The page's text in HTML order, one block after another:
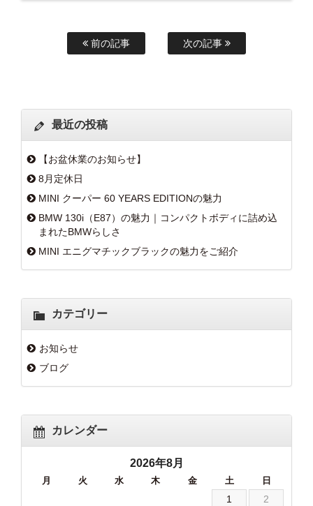
前の記事 次の記事
最近の投稿
【お盆休業のお知らせ】
8月定休日
MINI クーパー 60 YEARS EDITIONの魅力
BMW 130i（E87）の魅力｜コンパクトボディに詰め込
まれたBMWらしさ
MINI エニグマチックブラックの魅力をご紹介
カテゴリー
お知らせ
ブログ
カレンダー
2026年8月
月 火 水 木 金 土 日
1
2